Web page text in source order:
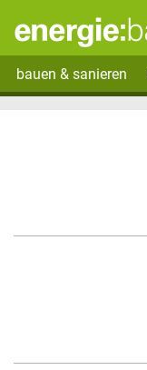
bauen & sanieren